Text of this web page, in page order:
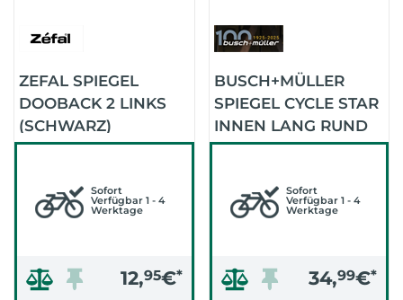
ZEFAL SPIEGEL
DOOBACK 2 LINKS
(SCHWARZ)
Sofort
Verfügbar 1 - 4
Werktage
12,95€*
BUSCH+MÜLLER
SPIEGEL CYCLE STAR
INNEN LANG RUND
80 903/6A
Sofort
Verfügbar 1 - 4
Werktage
34,99€*